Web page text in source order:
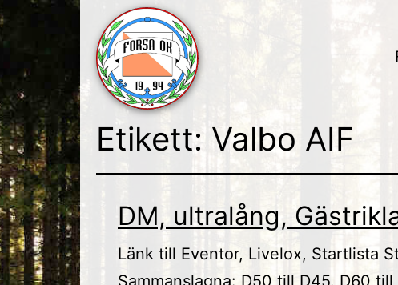
Skip
content
Forsa
OK
Etikett: Valbo AIF
DM, ultralång,
Länk till Eventor, Livelox, Startlista
Sammanslagna: D50 till D45. D60 till